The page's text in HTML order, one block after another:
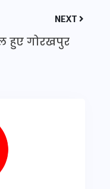
NEXT
हुए गोरखपुर